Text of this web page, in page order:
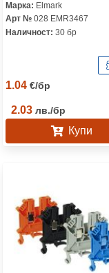
Марка: Elmark
Арт № 028 EMR3467
Наличност: 30 бр
1.04 €/бр
2.03 лв./бр
Купи